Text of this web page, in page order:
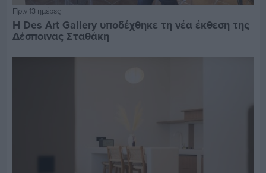
Πριν 13 ημέρες
Η Des Art Gallery υποδέχθηκε τη νέα έκθεση της
Δέσποινας Σταθάκη